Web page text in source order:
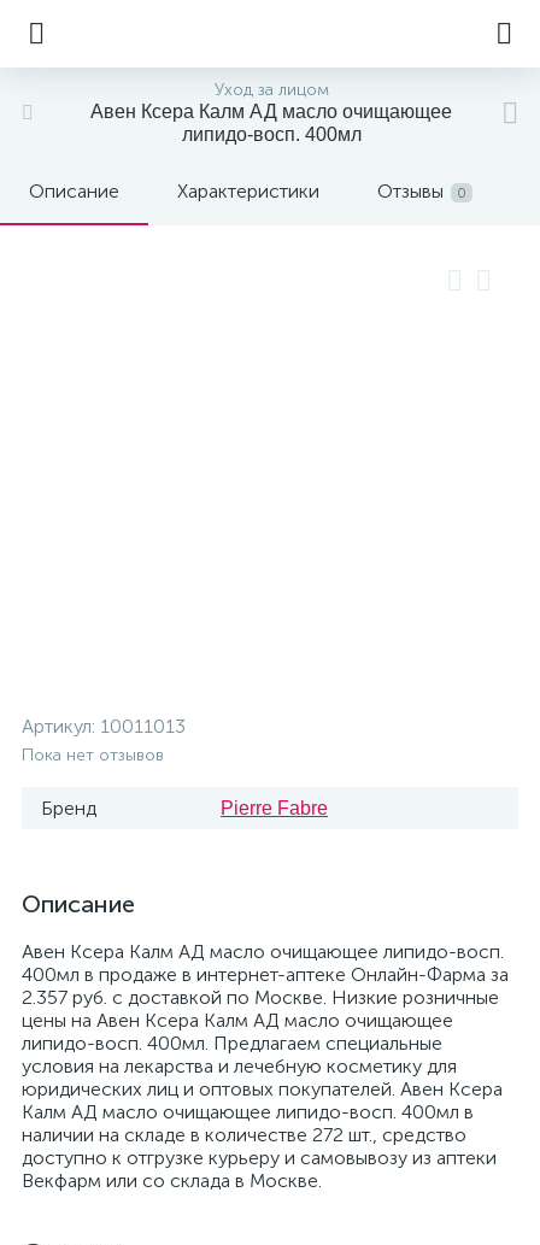
Уход за лицом
Авен Ксера Калм АД масло очищающее
липидо-восп. 400мл
Описание Характеристики Отзывы 0
Артикул: 10011013
Пока нет отзывов
Бренд Pierre Fabre
Описание
Авен Ксера Калм АД масло очищающее липидо-восп.
400мл в продаже в интернет-аптеке Онлайн-Фарма за
2.357 руб. с доставкой по Москве. Низкие розничные
цены на Авен Ксера Калм АД масло очищающее
липидо-восп. 400мл. Предлагаем специальные
условия на лекарства и лечебную косметику для
юридических лиц и оптовых покупателей. Авен Ксера
Калм АД масло очищающее липидо-восп. 400мл в
наличии на складе в количестве 272 шт., средство
доступно к отгрузке курьеру и самовывозу из аптеки
Векфарм или со склада в Москве.